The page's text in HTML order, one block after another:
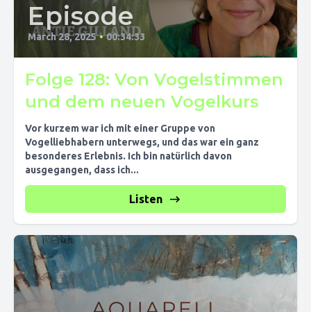
Episode
March 28, 2025 • 00:34:33
Folge 128: Von Vogelstimmen
und dem neuen Vogelkurs
Vor kurzem war ich mit einer Gruppe von
Vogelliebhabern unterwegs, und das war ein ganz
besonderes Erlebnis. Ich bin natürlich davon
ausgegangen, dass ich...
Listen